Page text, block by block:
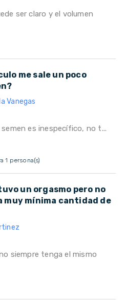
ser claro y el volumen
me sale un poco
Vanegas
es inespecífico, no t...
1 persona(s)
un orgasmo pero no
muy mínima cantidad de
siempre tenga el mismo